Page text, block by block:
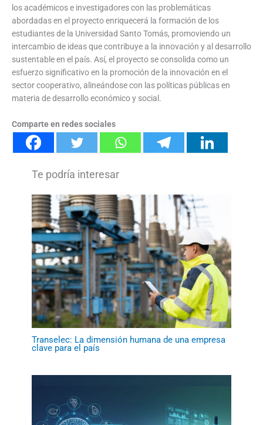
los académicos e investigadores con las problemáticas
abordadas en el proyecto enriquecerá la formación de los
estudiantes de la Universidad Santo Tomás, promoviendo un
intercambio de ideas que contribuye a la innovación y al desarrollo
sustentable en el país. Así, el proyecto se consolida como un
esfuerzo significativo en la promoción de la innovación en el
sector cooperativo, alineándose con las políticas públicas en
materia de desarrollo económico y social.
Comparte en redes sociales
Transelec: La dimensión humana de una empresa
clave para el país